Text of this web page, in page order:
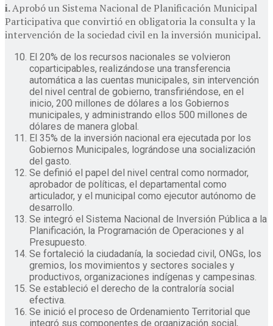
i.Aprobó un Sistema Nacional de Planificación Municipal
Participativa que convirtió en obligatoria la consulta y la
intervención de la sociedad civil en la inversión municipal.
El 20% de los recursos nacionales se volvieron
coparticipables, realizándose una transferencia
automática a las cuentas municipales, sin intervención
del nivel central de gobierno, transfiriéndose, en el
inicio, 200 millones de dólares a los Gobiernos
municipales, y administrando ellos 500 millones de
dólares de manera global.
El 35% de la inversión nacional era ejecutada por los
Gobiernos Municipales, lográndose una socialización
del gasto.
Se definió el papel del nivel central como normador,
aprobador de políticas, el departamental como
articulador, y el municipal como ejecutor autónomo de
desarrollo.
Se integró el Sistema Nacional de Inversión Pública a la
Planificación, la Programación de Operaciones y al
Presupuesto.
Se fortaleció la ciudadanía, la sociedad civil, ONGs, los
gremios, los movimientos y sectores sociales y
productivos, organizaciones indígenas y campesinas.
Se estableció el derecho de la contraloría social
efectiva.
Se inició el proceso de Ordenamiento Territorial que
integró sus componentes de organización social,